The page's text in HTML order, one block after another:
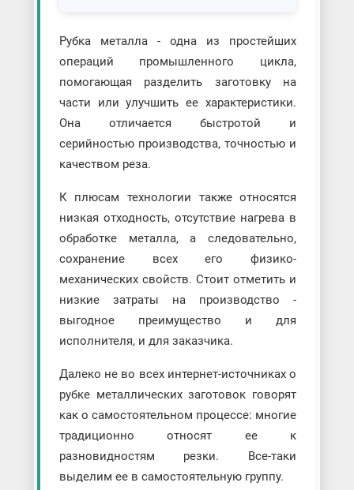
Рубка металла - одна из простейших
операций промышленного цикла,
помогающая разделить заготовку на
части или улучшить ее характеристики.
Она отличается быстротой и
серийностью производства, точностью и
качеством реза.
К плюсам технологии также относятся
низкая отходность, отсутствие нагрева в
обработке металла, а следовательно,
сохранение всех его физико-
механических свойств. Стоит отметить и
низкие затраты на производство -
выгодное преимущество и для
исполнителя, и для заказчика.
Далеко не во всех интернет-источниках о
рубке металлических заготовок говорят
как о самостоятельном процессе: многие
традиционно относят ее к
разновидностям резки. Все-таки
выделим ее в самостоятельную группу.